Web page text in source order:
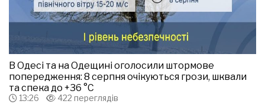
В Одесі та на Одещині оголосили штормове
попередження: 8 серпня очікуються грози, шквали
та спека до +36 °С
13:26 422 переглядів